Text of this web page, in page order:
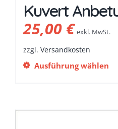
Kuvert
25,00€ exkl. MwSt.
zzgl. Versandkosten
Ausführung wählen